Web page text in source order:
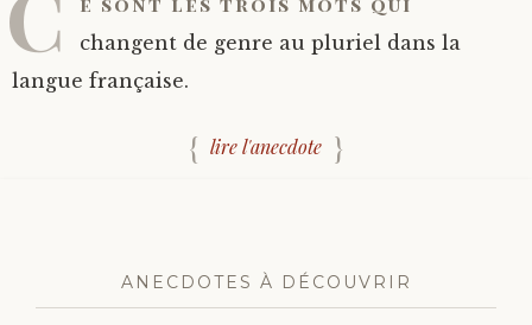
changent de genre au pluriel dans la
langue française.
lire l'anecdote
ANECDOTES À DÉCOUVRIR